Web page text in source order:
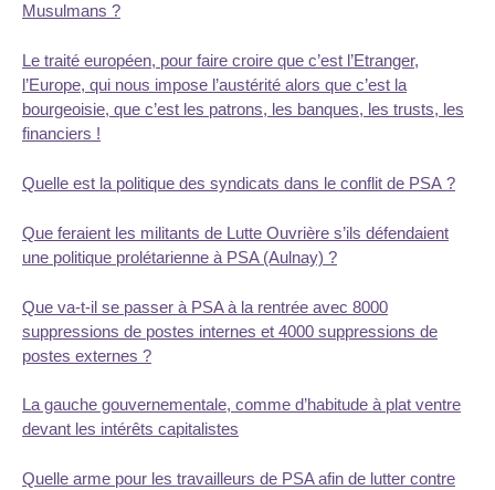
Musulmans ?
Le traité européen, pour faire croire que c’est l’Etranger,
l’Europe, qui nous impose l’austérité alors que c’est la
bourgeoisie, que c’est les patrons, les banques, les trusts, les
financiers !
Quelle est la politique des syndicats dans le conflit de PSA ?
Que feraient les militants de Lutte Ouvrière s’ils défendaient
une politique prolétarienne à PSA (Aulnay) ?
Que va-t-il se passer à PSA à la rentrée avec 8000
suppressions de postes internes et 4000 suppressions de
postes externes ?
La gauche gouvernementale, comme d’habitude à plat ventre
devant les intérêts capitalistes
Quelle arme pour les travailleurs de PSA afin de lutter contre